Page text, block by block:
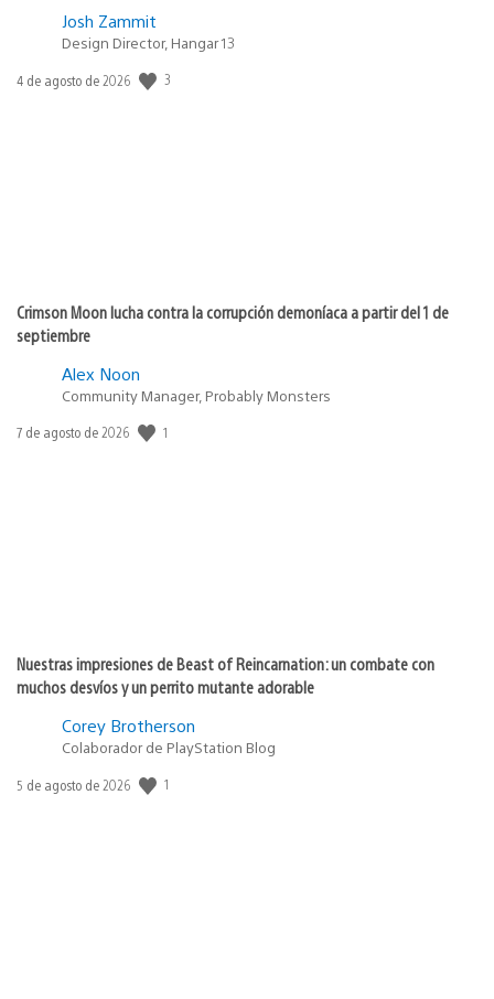
Josh Zammit
Design Director, Hangar 13
Fecha
4 de agosto de 2026 3
Crimson Moon lucha contra la corrupción demoníaca a partir del 1 de
septiembre
Alex Noon
Community Manager, Probably Monsters
Fecha
7 de agosto de 2026 1
Nuestras impresiones de Beast of Reincarnation: un combate con
muchos desvíos y un perrito mutante adorable
Corey Brotherson
Colaborador de PlayStation Blog
Fecha
5 de agosto de 2026 1